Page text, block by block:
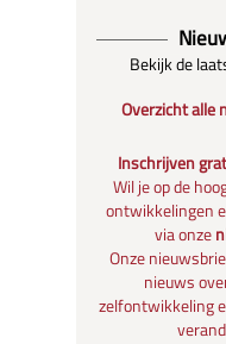
Bekijk de
Overzicht alle
Inschrijven
Wil je op de
ontwikkelingen
via onze
Onze
nieuws
zelfontwikkeling